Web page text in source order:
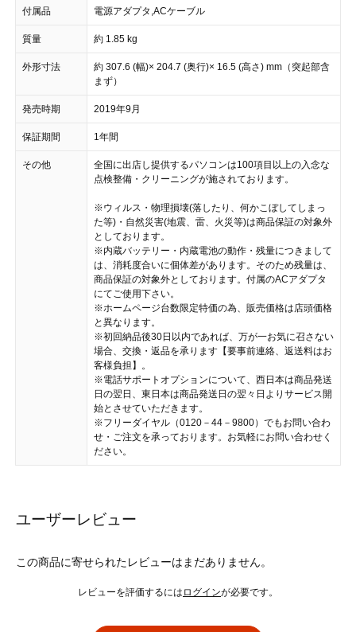
付属品 電源アダプタ,ACケーブル
質量 約 1.85 kg
外形寸法
約 307.6 (幅)× 204.7 (奥行)× 16.5 (高さ) mm（突起部含
まず）
発売時期 2019年9月
保証期間 1年間
その他
全国に出店し提供するパソコンは100項目以上の入念な
点検整備・クリーニングが施されております。
※ウィルス・物理損壊(落したり、何かこぼしてしまっ
た等)・自然災害(地震、雷、火災等)は商品保証の対象外
としております。
※内蔵バッテリー・内蔵電池の動作・残量につきまして
は、消耗度合いに個体差があります。そのため残量は、
商品保証の対象外としております。付属のACアダプタ
にてご使用下さい。
※ホームページ台数限定特価の為、販売価格は店頭価格
と異なります。
※初回納品後30日以内であれば、万が一お気に召さない
場合、交換・返品を承ります【要事前連絡、返送料はお
客様負担】。
※電話サポートオプションについて、西日本は商品発送
日の翌日、東日本は商品発送日の翌々日よりサービス開
始とさせていただきます。
※フリーダイヤル（0120－44－9800）でもお問い合わ
せ・ご注文を承っております。お気軽にお問い合わせく
ださい。
ユーザーレビュー
この商品に寄せられたレビューはまだありません。
レビューを評価するには ログインが必要です。